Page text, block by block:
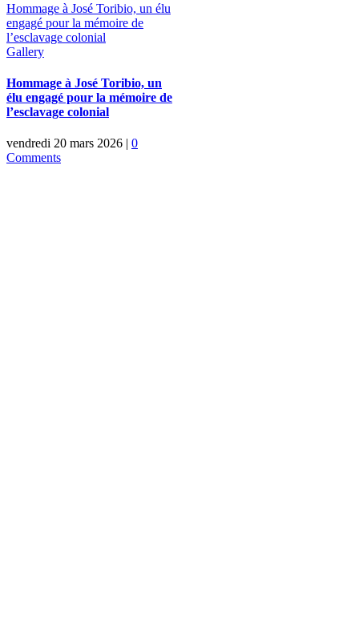
Hommage à José Toribio, un élu
engagé pour la mémoire de
l’esclavage colonial
Gallery
Hommage à José Toribio, un
élu engagé pour la mémoire de
l’esclavage colonial
vendredi 20 mars 2026 | 0
Comments